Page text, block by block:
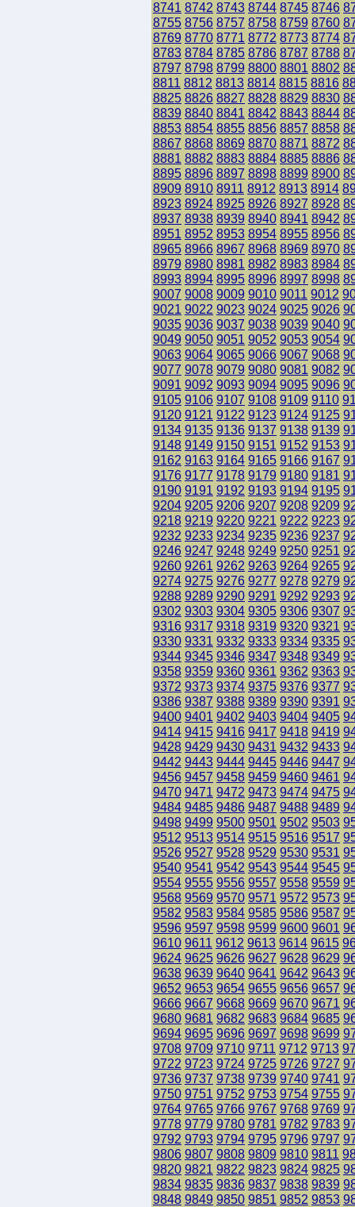
8741 8742 8743 8744 8745 8746
8755 8756 8757 8758 8759 8760
8769 8770 8771 8772 8773 8774
8783 8784 8785 8786 8787 8788
8797 8798 8799 8800 8801 8802
8811 8812 8813 8814 8815 8816
8825 8826 8827 8828 8829 8830
8839 8840 8841 8842 8843 8844
8853 8854 8855 8856 8857 8858
8867 8868 8869 8870 8871 8872
8881 8882 8883 8884 8885 8886
8895 8896 8897 8898 8899 8900
8909 8910 8911 8912 8913 8914
8923 8924 8925 8926 8927 8928
8937 8938 8939 8940 8941 8942
8951 8952 8953 8954 8955 8956
8965 8966 8967 8968 8969 8970
8979 8980 8981 8982 8983 8984
8993 8994 8995 8996 8997 8998
9007 9008 9009 9010 9011 9012
9021 9022 9023 9024 9025 9026
9035 9036 9037 9038 9039 9040
9049 9050 9051 9052 9053 9054
9063 9064 9065 9066 9067 9068
9077 9078 9079 9080 9081 9082
9091 9092 9093 9094 9095 9096
9105 9106 9107 9108 9109 9110
9120 9121 9122 9123 9124 9125
9134 9135 9136 9137 9138 9139
9148 9149 9150 9151 9152 9153
9162 9163 9164 9165 9166 9167
9176 9177 9178 9179 9180 9181
9190 9191 9192 9193 9194 9195
9204 9205 9206 9207 9208 9209
9218 9219 9220 9221 9222 9223
9232 9233 9234 9235 9236 9237
9246 9247 9248 9249 9250 9251
9260 9261 9262 9263 9264 9265
9274 9275 9276 9277 9278 9279
9288 9289 9290 9291 9292 9293
9302 9303 9304 9305 9306 9307
9316 9317 9318 9319 9320 9321
9330 9331 9332 9333 9334 9335
9344 9345 9346 9347 9348 9349
9358 9359 9360 9361 9362 9363
9372 9373 9374 9375 9376 9377
9386 9387 9388 9389 9390 9391
9400 9401 9402 9403 9404 9405
9414 9415 9416 9417 9418 9419
9428 9429 9430 9431 9432 9433
9442 9443 9444 9445 9446 9447
9456 9457 9458 9459 9460 9461
9470 9471 9472 9473 9474 9475
9484 9485 9486 9487 9488 9489
9498 9499 9500 9501 9502 9503
9512 9513 9514 9515 9516 9517
9526 9527 9528 9529 9530 9531
9540 9541 9542 9543 9544 9545
9554 9555 9556 9557 9558 9559
9568 9569 9570 9571 9572 9573
9582 9583 9584 9585 9586 9587
9596 9597 9598 9599 9600 9601
9610 9611 9612 9613 9614 9615
9624 9625 9626 9627 9628 9629
9638 9639 9640 9641 9642 9643
9652 9653 9654 9655 9656 9657
9666 9667 9668 9669 9670 9671
9680 9681 9682 9683 9684 9685
9694 9695 9696 9697 9698 9699
9708 9709 9710 9711 9712 9713
9722 9723 9724 9725 9726 9727
9736 9737 9738 9739 9740 9741
9750 9751 9752 9753 9754 9755
9764 9765 9766 9767 9768 9769
9778 9779 9780 9781 9782 9783
9792 9793 9794 9795 9796 9797
9806 9807 9808 9809 9810 9811
9820 9821 9822 9823 9824 9825
9834 9835 9836 9837 9838 9839
9848 9849 9850 9851 9852 9853